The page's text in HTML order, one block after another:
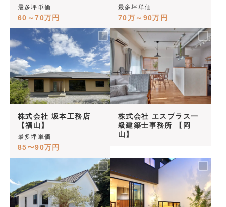
最多坪単価
60～70万円
最多坪単価
70万～90万円
株式会社 坂本工務店
【福山】
最多坪単価
85〜90万円
株式会社 エスプラス一
級建築士事務所 【岡
山】